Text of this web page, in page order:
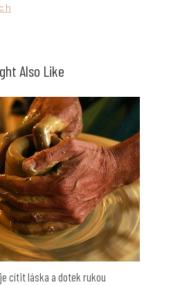
Also Like
cítit láska a dotek rukou